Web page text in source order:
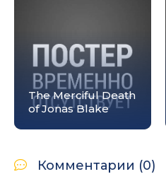
The Merciful Death
of Jonas Blake
Комментарии (0)